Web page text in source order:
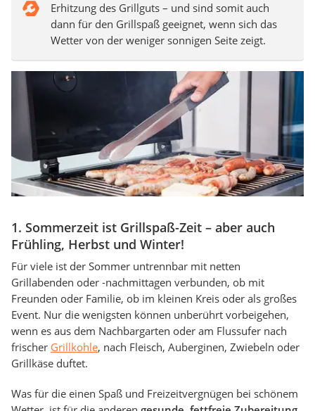
Erhitzung des Grillguts – und sind somit auch
dann für den Grillspaß geeignet, wenn sich das
Wetter von der weniger sonnigen Seite zeigt.
1. Sommerzeit ist Grillspaß-Zeit – aber auch
Frühling, Herbst und Winter!
Für viele ist der Sommer untrennbar mit netten
Grillabenden oder -nachmittagen verbunden, ob mit
Freunden oder Familie, ob im kleinen Kreis oder als großes
Event. Nur die wenigsten können unberührt vorbeigehen,
wenn es aus dem Nachbargarten oder am Flussufer nach
frischer Grillkohle, nach Fleisch, Auberginen, Zwiebeln oder
Grillkäse duftet.
Was für die einen Spaß und Freizeitvergnügen bei schönem